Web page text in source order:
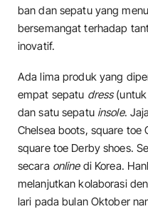
ban dan sepatu yang
bersemangat terhadap
inovatif.
Ada lima produk yang
empat sepatu dress
dan satu sepatu insole.
Chelsea boots, square toe
square toe Derby shoes.
secara online di Korea.
melanjutkan kolaborasi
lari pada bulan Oktober